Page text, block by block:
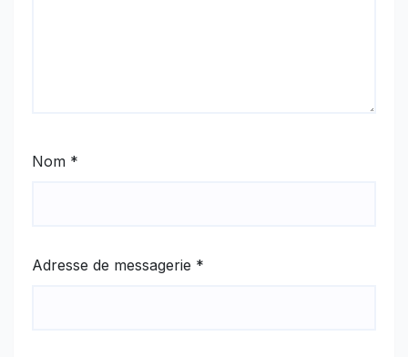
Nom *
Adresse de messagerie *